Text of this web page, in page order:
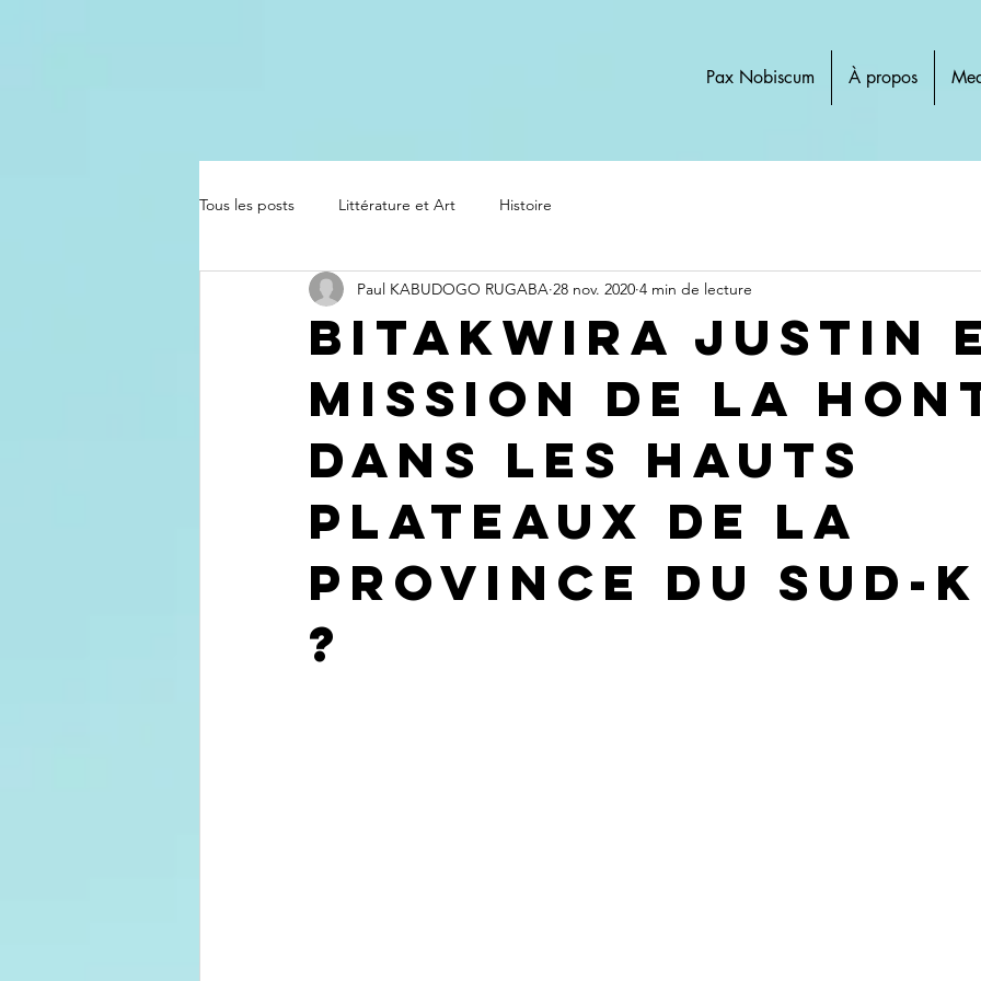
Pax Nobiscum À propos
Tous les posts Littérature et Art Histoire
Bitakwira Justin
mission de la
dans les Hauts
Plateaux de la
Province du Sud-
?
Paul KABUDOGO RUGABA 28 nov. 2020 4 min de lecture